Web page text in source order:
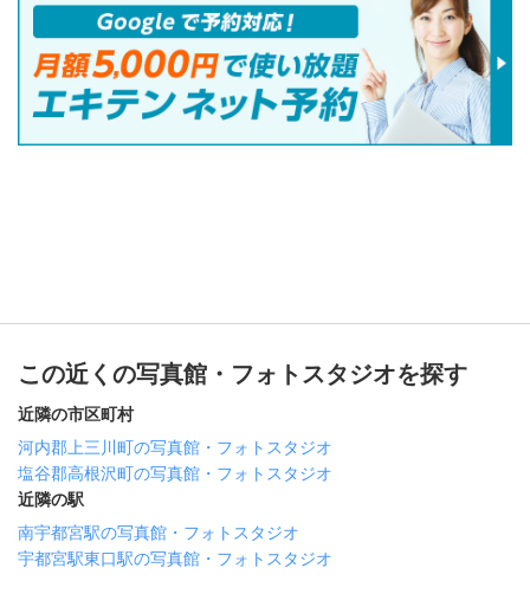
この近くの写真館・フォトスタジオを探す
近隣の市区町村
河内郡上三川町の写真館・フォトスタジオ
塩谷郡高根沢町の写真館・フォトスタジオ
近隣の駅
南宇都宮駅の写真館・フォトスタジオ
宇都宮駅東口駅の写真館・フォトスタジオ